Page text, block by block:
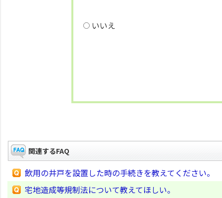
いいえ
関連するFAQ
飲用の井戸を設置した時の手続きを教えてください。
宅地造成等規制法について教えてほしい。